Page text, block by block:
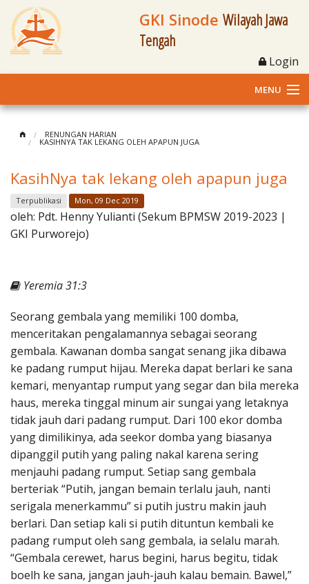
GKI Sinode Wilayah Jawa
Tengah
Login
MENU
Klasis dan Jemaat
Berita Kegiatan
Materi
Penerbitan
RENUNGAN HARIAN
KASIHNYA TAK LEKANG OLEH APAPUN JUGA
KasihNya tak lekang oleh apapun juga
Terpublikasi Mon, 09 Dec 2019
oleh: Pdt. Henny Yulianti (Sekum BPMSW 2019-2023 |
GKI Purworejo)
Yeremia 31:3
Seorang gembala yang memiliki 100 domba,
menceritakan pengalamannya sebagai seorang
gembala. Kawanan domba sangat senang jika dibawa
ke padang rumput hijau. Mereka dapat berlari ke sana
kemari, menyantap rumput yang segar dan bila mereka
haus, mereka tinggal minum air sungai yang letaknya
tidak jauh dari padang rumput. Dari 100 ekor domba
yang dimilikinya, ada seekor domba yang biasanya
dipanggil putih yang paling nakal karena sering
menjauhi padang rumput. Setiap sang gembala
berteriak “Putih, jangan bemain terlalu jauh, nanti
serigala menerkammu” si putih justru makin jauh
berlari. Dan setiap kali si putih dituntun kembali ke
padang rumput oleh sang gembala, ia selalu marah.
“Gembala cerewet, harus begini, harus begitu, tidak
boelh ke sana, jangan jauh-jauh kalau bemain. Bawel,”